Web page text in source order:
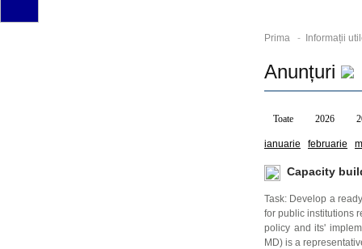
Prima - Informații
Anunțuri
Toate 2026
ianuarie februarie
Capacity
Task: Develop a
for public institutions
policy and its'
MD) is a